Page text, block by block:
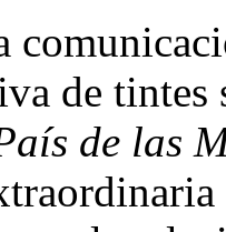
de
de las